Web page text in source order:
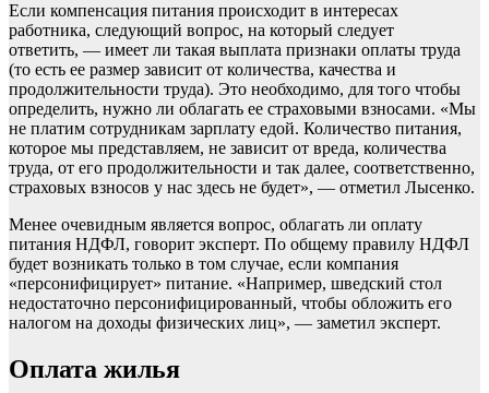
Если компенсация питания происходит в интересах
работника, следующий вопрос, на который следует
ответить, — имеет ли такая выплата признаки оплаты труда
(то есть ее размер зависит от количества, качества и
продолжительности труда). Это необходимо, для того чтобы
определить, нужно ли облагать ее страховыми взносами. «Мы
не платим сотрудникам зарплату едой. Количество питания,
которое мы представляем, не зависит от вреда, количества
труда, от его продолжительности и так далее, соответственно,
страховых взносов у нас здесь не будет», — отметил Лысенко.
Менее очевидным является вопрос, облагать ли оплату
питания НДФЛ, говорит эксперт. По общему правилу НДФЛ
будет возникать только в том случае, если компания
«персонифицирует» питание. «Например, шведский стол
недостаточно персонифицированный, чтобы обложить его
налогом на доходы физических лиц», — заметил эксперт.
Оплата жилья